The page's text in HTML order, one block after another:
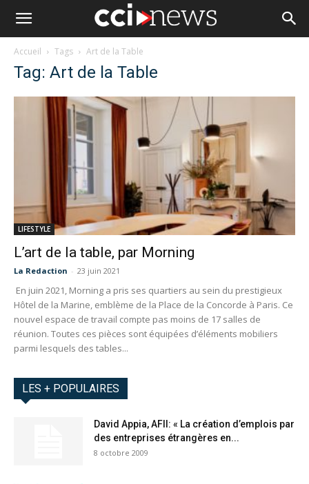
Accueil Tags Art de la Table
Tag: Art de la Table
LIFESTYLE
L’art de la table, par Morning
La Redaction - 23 juin 2021
En juin 2021, Morning a pris ses quartiers au sein du prestigieux
Hôtel de la Marine, emblème de la Place de la Concorde à Paris. Ce
nouvel espace de travail compte pas moins de 17 salles de
réunion. Toutes ces pièces sont équipées d’éléments mobiliers
parmi lesquels des tables...
LES + POPULAIRES
David Appia, AFII: « La création d’emplois par
des entreprises étrangères en...
8 octobre 2009